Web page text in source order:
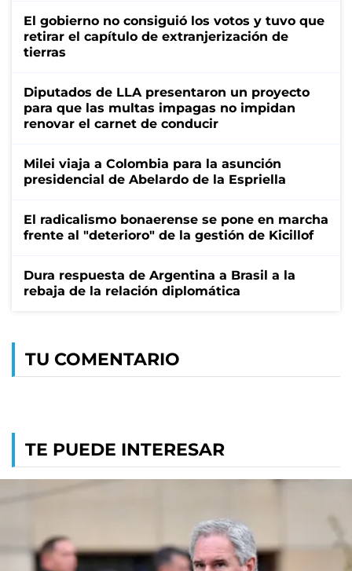
El gobierno no consiguió los votos y tuvo que
retirar el capítulo de extranjerización de
tierras
Diputados de LLA presentaron un proyecto
para que las multas impagas no impidan
renovar el carnet de conducir
Milei viaja a Colombia para la asunción
presidencial de Abelardo de la Espriella
El radicalismo bonaerense se pone en marcha
frente al "deterioro" de la gestión de Kicillof
Dura respuesta de Argentina a Brasil a la
rebaja de la relación diplomática
TU COMENTARIO
TE PUEDE INTERESAR